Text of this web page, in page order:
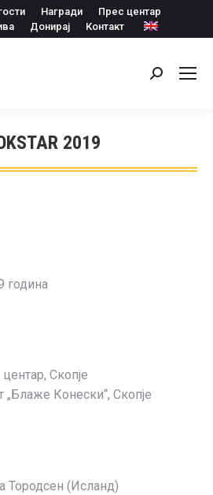
Награди
Прес центар
Донирај Контакт
Search:
2019
година
Скопје
Конески“, Скопје
Тородсен (Исланд)